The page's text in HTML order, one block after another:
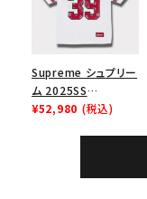
イト 白
Supreme シュプリー
ム 2025SS
Bandana Football
¥52,980 (税込)